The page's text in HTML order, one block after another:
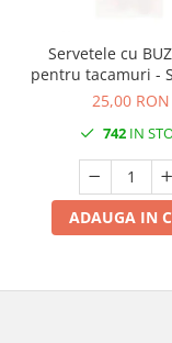
Servetele cu
pentru tacamuri -
(Alb) / 33 x 40 cm /
25,00 RON
742IN
ADAUGA IN